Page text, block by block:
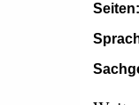
Seiten: